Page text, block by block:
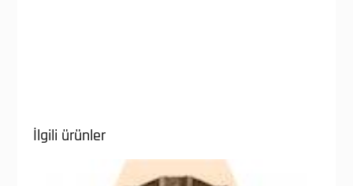
İlgili ürünler